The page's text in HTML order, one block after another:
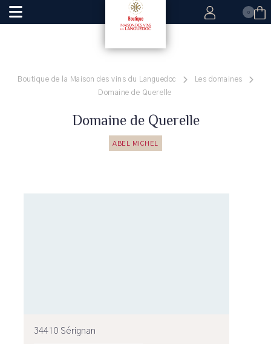
0
Boutique de la Maison des vins du Languedoc
Les domaines
Domaine de Querelle
Domaine de Querelle
ABEL MICHEL
34410 Sérignan